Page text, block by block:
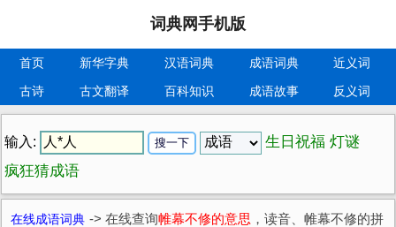
词典网手机版
首页 新华字典 汉语词典 成语词典
近义词
古诗
古文翻译 百科知识 成语故事 反义词
输入: 生日祝福 灯谜
疯狂猜成语
在线成语词典 -> 在线查询帷幕不修的意思 ，读音、帷幕不修的拼